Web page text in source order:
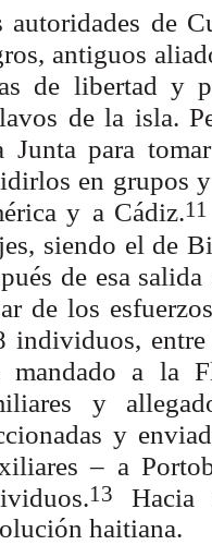
autoridades de
antiguos
de libertad y
de la isla.
Junta para
en grupos
y a Cádiz.11
siendo el de
de esa salida
de los
individuos, entre
mandado a la
y
y
– a
13
Hacia
haitiana.